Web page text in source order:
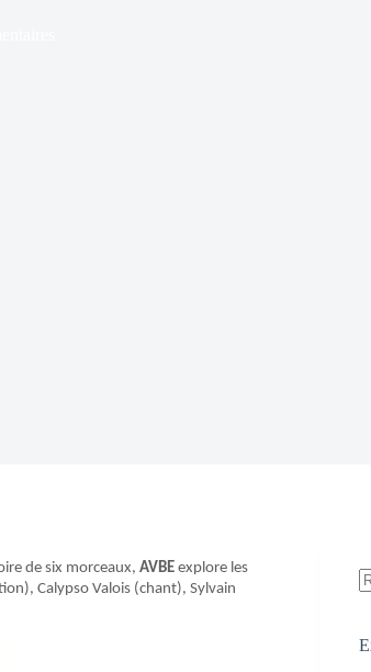
de six morceaux, AVBE explore les
Calypso Valois (chant), Sylvain